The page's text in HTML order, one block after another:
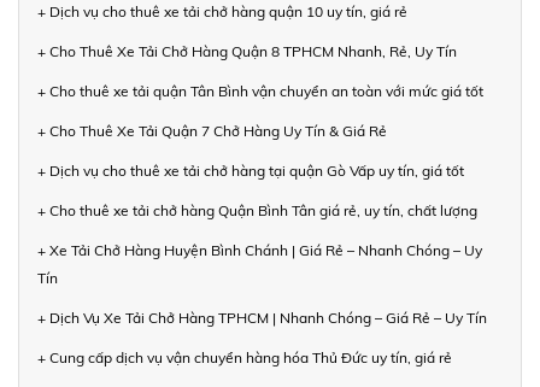
+ Dịch vụ cho thuê xe tải chở hàng quận 10 uy tín, giá rẻ
+ Cho Thuê Xe Tải Chở Hàng Quận 8 TPHCM Nhanh, Rẻ, Uy Tín
+ Cho thuê xe tải quận Tân Bình vận chuyển an toàn với mức giá tốt
+ Cho Thuê Xe Tải Quận 7 Chở Hàng Uy Tín & Giá Rẻ
+ Dịch vụ cho thuê xe tải chở hàng tại quận Gò Vấp uy tín, giá tốt
+ Cho thuê xe tải chở hàng Quận Bình Tân giá rẻ, uy tín, chất lượng
+ Xe Tải Chở Hàng Huyện Bình Chánh | Giá Rẻ – Nhanh Chóng – Uy
Tín
+ Dịch Vụ Xe Tải Chở Hàng TPHCM | Nhanh Chóng – Giá Rẻ – Uy Tín
+ Cung cấp dịch vụ vận chuyển hàng hóa Thủ Đức uy tín, giá rẻ